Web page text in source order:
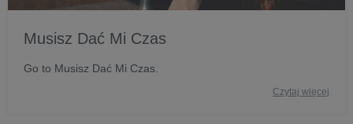
Musisz Dać Mi Czas
Go to Musisz Dać Mi Czas.
Czytaj więcej